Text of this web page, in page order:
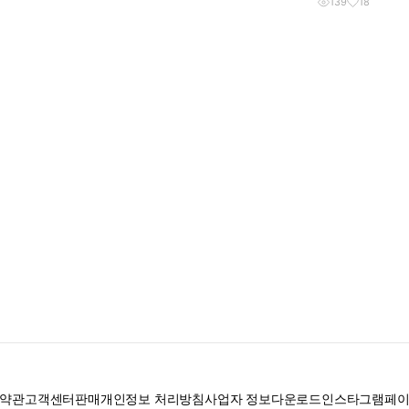
관고객센터판매개인정보 처리방침사업자 정보다운로드인스타그램페